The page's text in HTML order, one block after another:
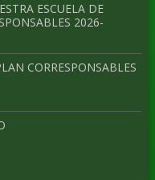
ESCUELA DE
2026-
CORRESPONSABLES